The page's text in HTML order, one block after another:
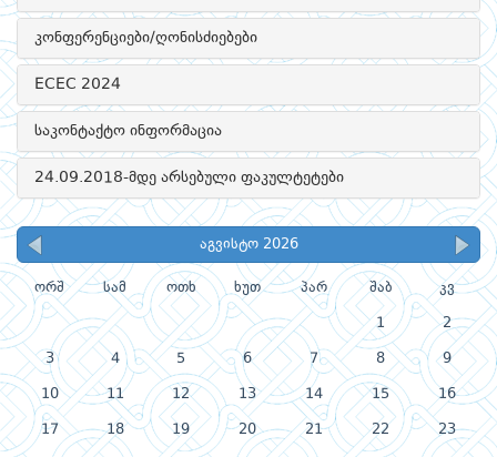
კონფერენციები/ღონისძიებები
ECEC 2024
საკონტაქტო ინფორმაცია
24.09.2018-მდე არსებული ფაკულტეტები
აგვისტო 2026
ორშ სამ ოთხ ხუთ პარ შაბ კვ
1 2
3 4 5 6 7 8 9
10 11 12 13 14 15 16
17 18 19 20 21 22 23